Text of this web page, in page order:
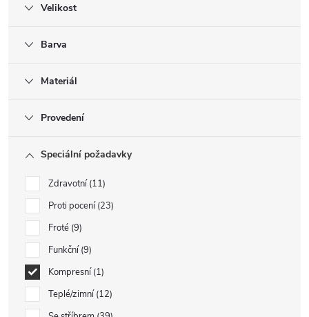
Velikost
Barva
Materiál
Provedení
Speciální požadavky
Zdravotní 11
Proti pocení 23
Froté 9
Funkční 9
Kompresní 1
Teplé/zimní 12